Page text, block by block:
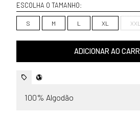
ESCOLHA O TAMANHO:
S M L XL XXL
ADICIONAR AO
100% Algodão